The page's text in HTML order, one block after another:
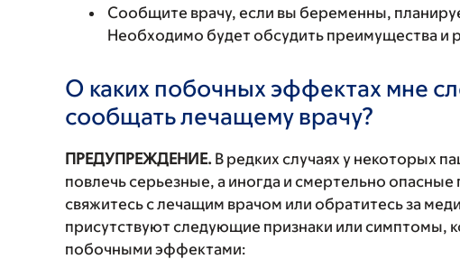
Сообщите врачу, если вы беременны,
Необходимо будет обсудить преимущества и
О каких побочных эффектах мне
сообщать лечащему врачу?
ПРЕДУПРЕЖДЕНИЕ. В редких случаях у некоторых
повлечь серьезные, а иногда и смертельно
свяжитесь с лечащим врачом или обратитесь за
присутствуют следующие признаки или симптомы,
побочными эффектами: